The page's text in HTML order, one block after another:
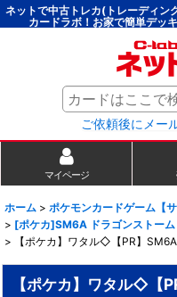
ネットで中古トレカ(トレーディン
カードラボ！お家で簡単デッ
ご依頼後にメー
マイページ
ホーム > ポケモンカードゲーム【
> [ポケカ]SM6A ドラゴンストーム
>
【ポケカ】ワタル◇【PR】
【ポケカ】ワタル◇